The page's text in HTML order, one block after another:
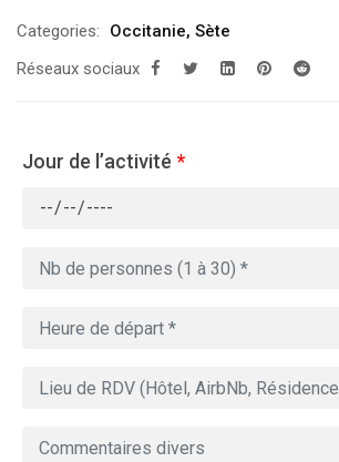
Categories: Occitanie, Sète
Réseaux sociaux
Jour de l’activité *